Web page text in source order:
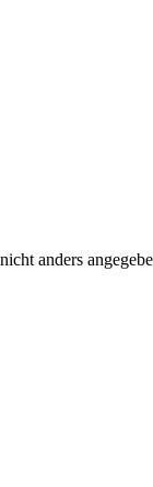
anders